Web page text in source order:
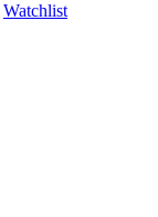
Watchlist